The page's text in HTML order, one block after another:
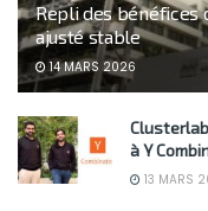
Repli des bénéfices
ajusté stable
14 MARS 2026
à Y
13 MARS